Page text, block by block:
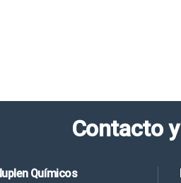
Contacto
Químicos